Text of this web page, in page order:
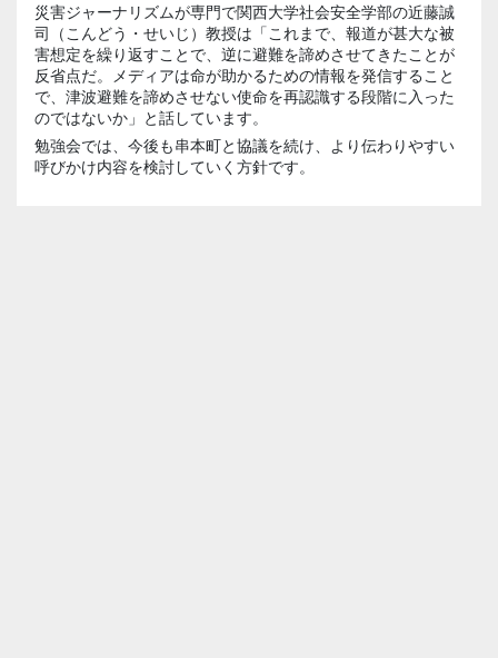
災害ジャーナリズムが専門で関西大学社会安全学部の近藤誠
司（こんどう・せいじ） 教授は「これまで、報道が甚大な被
害想定を繰り返すことで、逆に避難を諦めさせてきたことが
反省点だ。メディアは命が助かるための情報を発信すること
で、津波避難を諦めさせない使命を再認識する段階に入った
のではないか」と話しています。
勉強会では、今後も串本町と協議を続け、より伝わりやすい
呼びかけ内容を検討していく方針です。